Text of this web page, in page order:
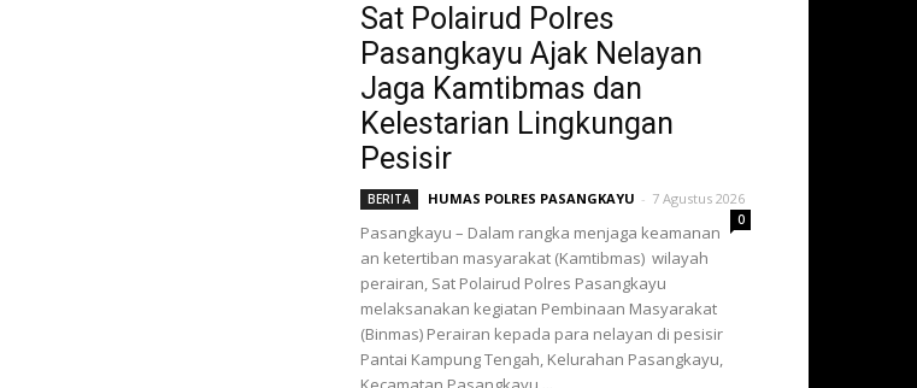
Sat Polairud Polres
Pasangkayu Ajak Nelayan
Jaga Kamtibmas dan
Kelestarian Lingkungan
Pesisir
BERITA HUMAS POLRES PASANGKAYU - 7 Agustus 2026
0
Pasangkayu – Dalam rangka menjaga keamanan
an ketertiban masyarakat (Kamtibmas) wilayah
perairan, Sat Polairud Polres Pasangkayu
melaksanakan kegiatan Pembinaan Masyarakat
(Binmas) Perairan kepada para nelayan di pesisir
Pantai Kampung Tengah, Kelurahan Pasangkayu,